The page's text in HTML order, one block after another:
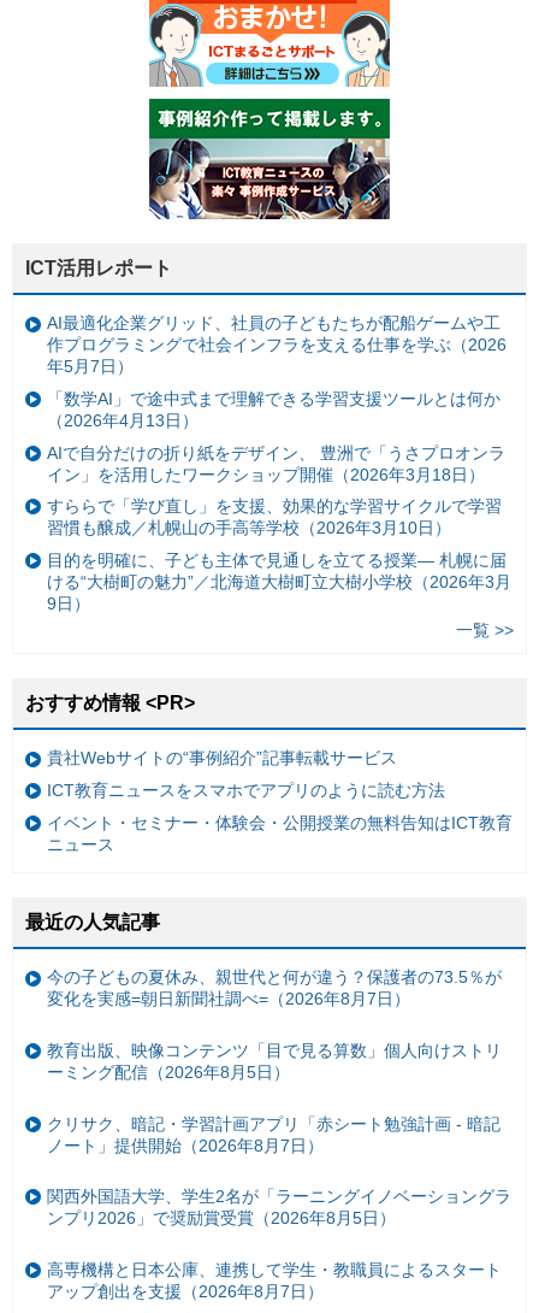
ICT活用レポート
AI最適化企業グリッド、社員の子どもたちが配船ゲームや工
作プログラミングで社会インフラを支える仕事を学ぶ（2026
年5月7日）
「数学AI」で途中式まで理解できる学習支援ツールとは何か
（2026年4月13日）
AIで自分だけの折り紙をデザイン、 豊洲で「うさプロオンラ
イン」を活用したワークショップ開催（2026年3月18日）
すららで「学び直し」を支援、効果的な学習サイクルで学習
習慣も醸成／札幌山の手高等学校（2026年3月10日）
目的を明確に、子ども主体で見通しを立てる授業— 札幌に届
ける“大樹町の魅力”／北海道大樹町立大樹小学校（2026年3月
9日）
一覧 >>
おすすめ情報 <PR>
貴社Webサイトの“事例紹介”記事転載サービス
ICT教育ニュースをスマホでアプリのように読む方法
イベント・セミナー・体験会・公開授業の無料告知はICT教育
ニュース
最近の人気記事
今の子どもの夏休み、親世代と何が違う？保護者の73.5％が
変化を実感=朝日新聞社調べ=（2026年8月7日）
教育出版、映像コンテンツ「目で見る算数」個人向けストリ
ーミング配信（2026年8月5日）
クリサク、暗記・学習計画アプリ「赤シート勉強計画 - 暗記
ノート」提供開始（2026年8月7日）
関西外国語大学、学生2名が「ラーニングイノベーショングラ
ンプリ2026」で奨励賞受賞（2026年8月5日）
高専機構と日本公庫、連携して学生・教職員によるスタート
アップ創出を支援（2026年8月7日）